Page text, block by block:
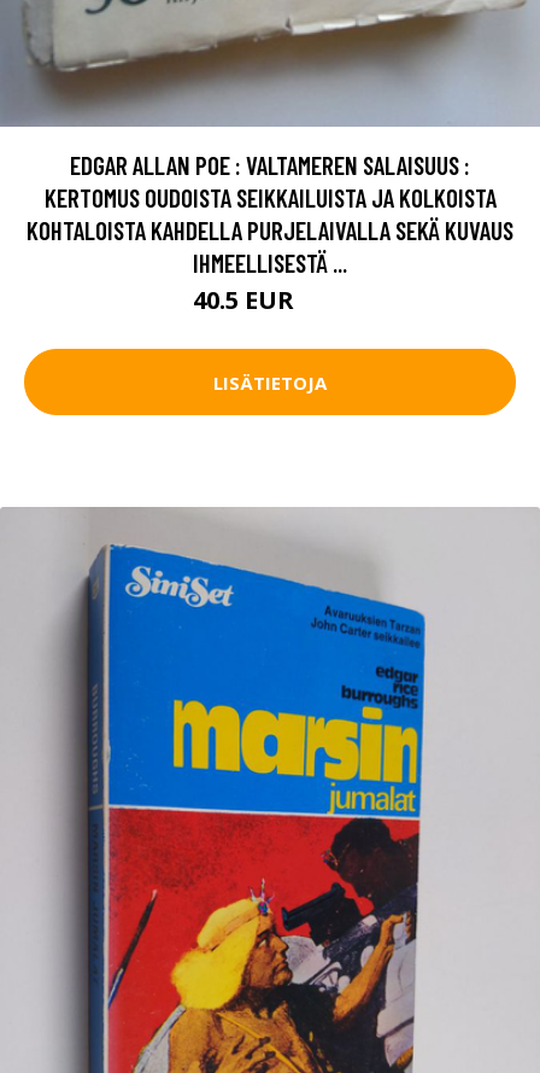
EDGAR ALLAN POE : VALTAMEREN SALAISUUS :
KERTOMUS OUDOISTA SEIKKAILUISTA JA KOLKOISTA
KOHTALOISTA KAHDELLA PURJELAIVALLA SEKÄ KUVAUS
IHMEELLISESTÄ ...
40.5 EUR
LISÄTIETOJA